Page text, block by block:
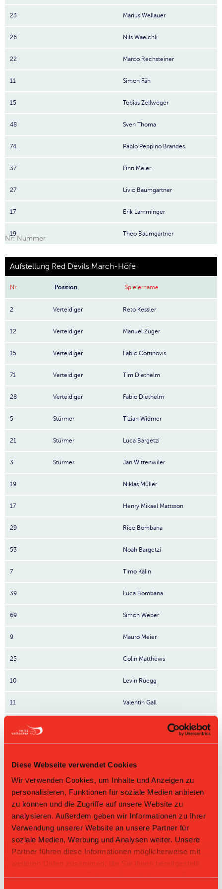
Diese Webseite verwendet Cookies
Wir verwenden Cookies, um Inhalte und Anzeigen zu
personalisieren, Funktionen für soziale Medien anbieten
zu können und die Zugriffe auf unsere Website zu
analysieren. Außerdem geben wir Informationen zu Ihrer
Verwendung unserer Website an unsere Partner für
soziale Medien, Werbung und Analysen weiter. Unsere
Partner führen diese Informationen möglicherweise mit
weiteren Daten zusammen, die Sie ihnen bereitgestellt
23 Marius Wellauer
26 Nils Waelchli
22 Marco Rechsteiner
11 Simon Fäh
15 Tobias Zellweger
48 Sven Thoma
74 Pablo Peppino Brandes
37 Finn Meier
27 Livio Baumgartner
17 Erik Lamminger
19 Theo Baumgartner
Nr: Nummer
Aufstellung Red Devils March-Höfe
Nr Position Spielername
2 Verteidiger Reto Kessler
12 Verteidiger Manuel Züger
15 Verteidiger Fabio Cortinovis
71 Verteidiger Tim Diethelm
28 Verteidiger Fabio Diethelm
5 Stürmer Tizian Widmer
21 Stürmer Luca Bargetzi
3 Stürmer Jan Wittenwiler
19 Niklas Müller
17 Henry Mikael Mattsson
29 Rico Bombana
53 Noah Bargetzi
7 Timo Kälin
39 Luca Bombana
69 Simon Weber
9 Mauro Meier
25 Colin Matthews
10 Levin Rüegg
11 Valentin Gall
30 Lorin Waber
77 Tobias Müller
Tabelle Herren GF 1. Liga Gruppe 2 2025/26 per
09.08.2026
L-UPL
L-UPL
HNLB DNLB andere
Rg. Team Sp TD PQ P